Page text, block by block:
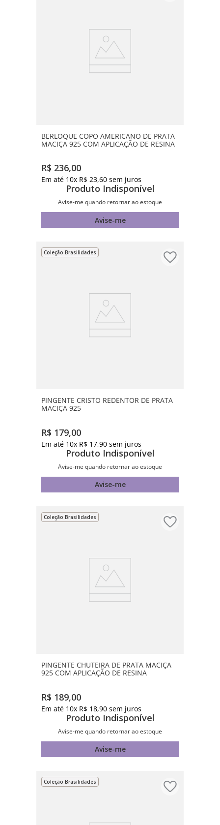
BERLOQUE COPO AMERICANO DE PRATA
MACIÇA 925 COM APLICAÇÃO DE RESINA
R$ 236,00
Em até 10x R$ 23,60 sem juros
Produto Indisponível
Avise-me quando retornar ao estoque
Avise-me
Coleção Brasilidades
PINGENTE CRISTO REDENTOR DE PRATA
MACIÇA 925
R$ 179,00
Em até 10x R$ 17,90 sem juros
Produto Indisponível
Avise-me quando retornar ao estoque
Avise-me
Coleção Brasilidades
PINGENTE CHUTEIRA DE PRATA MACIÇA
925 COM APLICAÇÃO DE RESINA
R$ 189,00
Em até 10x R$ 18,90 sem juros
Produto Indisponível
Avise-me quando retornar ao estoque
Avise-me
Coleção Brasilidades